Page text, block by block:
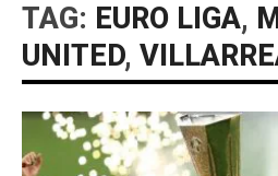
TAG: EURO LIGA,
UNITED,